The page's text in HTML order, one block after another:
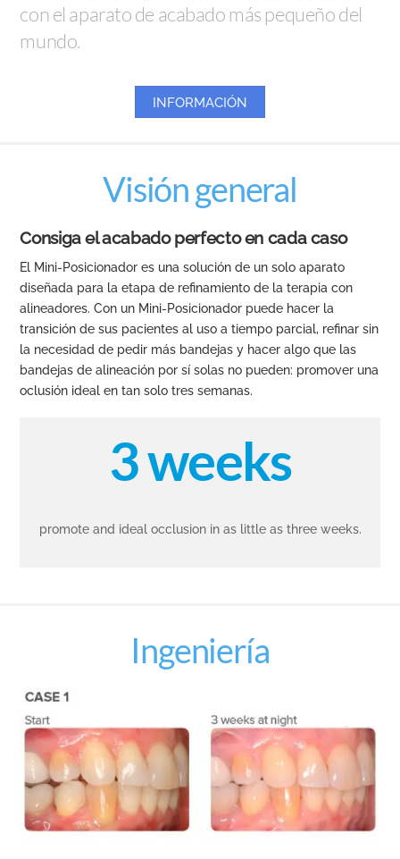
con el aparato de acabado más pequeño del
mundo.
INFORMACIÓN
Visión general
Consiga el acabado perfecto en cada caso
El Mini-Posicionador es una solución de un solo aparato
diseñada para la etapa de refinamiento de la terapia con
alineadores. Con un Mini-Posicionador puede hacer la
transición de sus pacientes al uso a tiempo parcial, refinar sin
la necesidad de pedir más bandejas y hacer algo que las
bandejas de alineación por sí solas no pueden: promover una
oclusión ideal en tan solo tres semanas.
3 weeks
promote and ideal occlusion in as little as three weeks.
Ingeniería